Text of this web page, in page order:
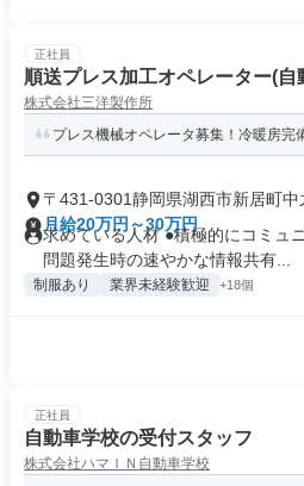
正社員
順送プレス加工オペレーター(自
株式会社三洋製作所
プレス機械オペレータ募集！冷暖房完
〒431-0301静岡県湖西市新居町中
月給20万円～30万円
求めている人材 ●積極的にコミュ
問題発生時の速やかな情報共有...
制服あり 業界未経験歓迎 +18個
正社員
自動車学校の受付スタッフ
株式会社ハマＩＮ自動車学校